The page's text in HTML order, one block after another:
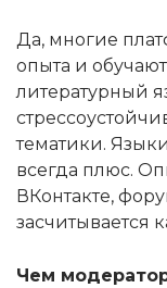
Да, многие
опыта и
литературный
тематики.
всегда плюс.
ВКонтакте,
засчитывается
Чем